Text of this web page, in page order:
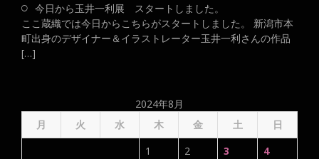
今日から玉井一利展 スタートしました。
ここ蔵織では今日からこちらがスタートしました。 新潟市本
町出身のデザイナー＆イラストレーター玉井一利さんの作品
[…]
2024年8月
月
火 水 木 金 土 日
1 2 3
4